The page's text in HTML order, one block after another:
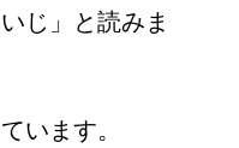
じ」と読みま
います。